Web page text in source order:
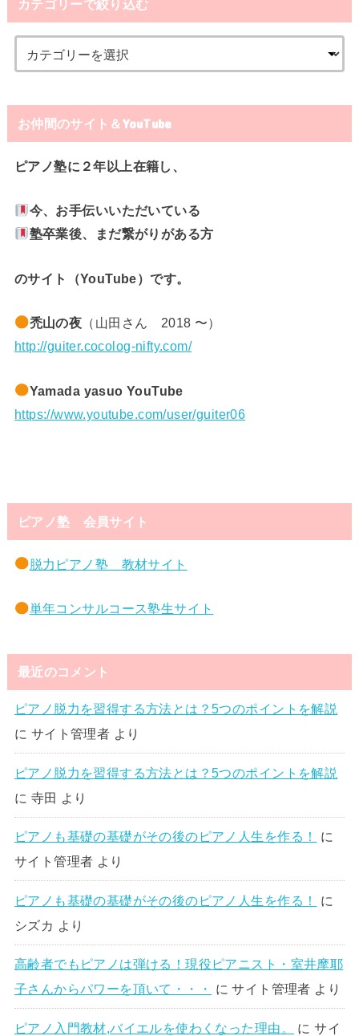
カテゴリーで絞り込む
お仲間のサイト＆YouTube
ピアノ塾に２年以上在籍し、
今、お手伝いいただいている
塾卒業後、まだ繋がりがある方
のサイト（YouTube）です。
禿山の夜 （山田さん 2018 〜）
http://guiter.cocolog-nifty.com/
Yamada yasuo YouTube
https://www.youtube.com/user/guiter06
ピアノ塾 会員サイト
脱力ピアノ塾 教材サイト
単年コンサルコース塾生サイト
最近のコメント
ピアノ脱力を習得する方法とは？5つのポイントを解説
に サイト管理者 より
ピアノ脱力を習得する方法とは？5つのポイントを解説
に 寺田 より
ピアノも基礎の基礎がその後のピアノ人生を作る！
に
サイト管理者 より
ピアノも基礎の基礎がその後のピアノ人生を作る！
に
シズカ
より
高齢者でもピアノは弾ける！現役ピアニスト・室井摩耶
子さんからパワーを頂いて・・・
にサイト管理者 より
ピアノ入門教材,バイエルを使わくなった理由。 にサイ